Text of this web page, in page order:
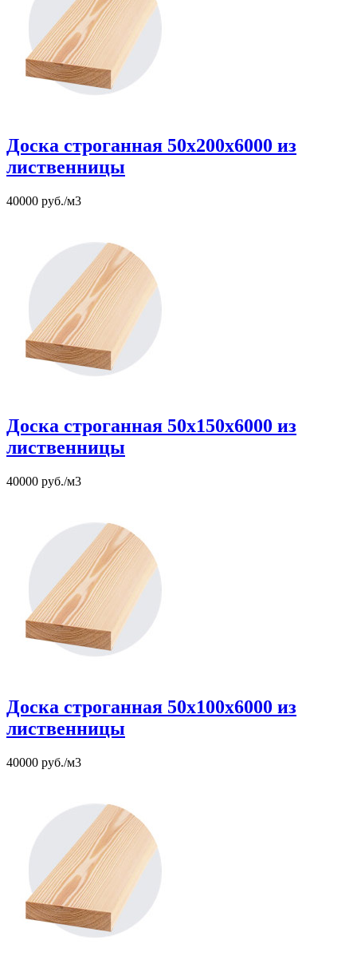
Доска строганная 50х200х6000 из
лиственницы
40000 руб./м3
Доска строганная 50х150х6000 из
лиственницы
40000 руб./м3
Доска строганная 50х100х6000 из
лиственницы
40000 руб./м3